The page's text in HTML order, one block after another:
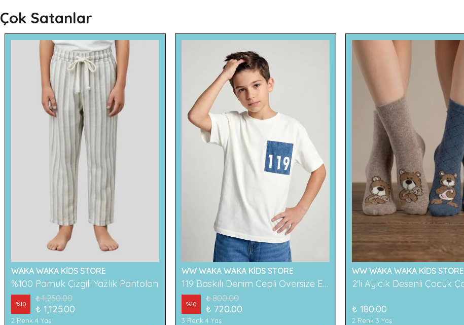
Çok Satanlar
WAKA WAKA KİDS STORE
%100 Pamuk Çizgili Yazlık Pantolon
%10
₺ 1,250.00
₺ 1,125.00
2 Renk 4 Yaş
WW WAKA WAKA KİDS STORE
119 Baskılı Denim Cepli Oversize Erkek Çocuk Tişört
%10
₺ 800.00
₺ 720.00
3 Renk 4 Yaş
WW WAKA WAKA KİDS STORE
₺ 180.00
2 Renk 3 Yaş